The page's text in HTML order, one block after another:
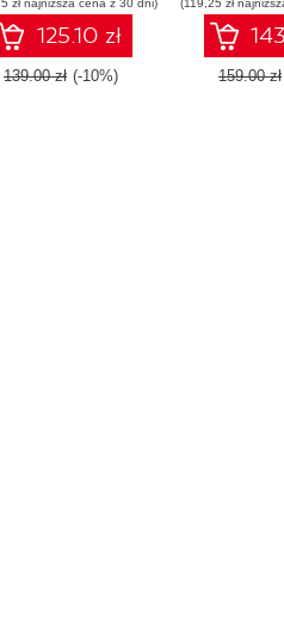
zł najniższa cena z 30 dni)
125.10 zł
139.00 zł (-10%)
global
delivery,
Second
(119,25 zł
159.00 zł